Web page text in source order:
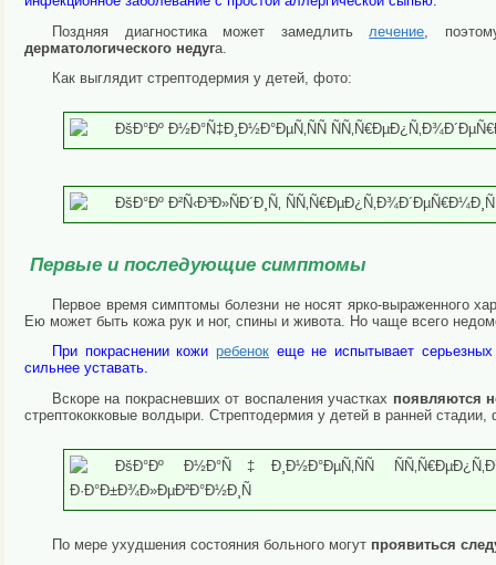
Поздняя диагностика может замедлить лечение ,
дерматологического недуга.
Как выглядит стрептодермия у детей, фото:
Первые и последующие симптомы
Первое время симптомы болезни не носят ярко-выраженного
Ею может быть кожа рук и ног, спины и живота. Но чаще всего
При покраснении кожи ребенок еще не испытывает
сильнее уставать.
Вскоре на покрасневших от воспаления участках появляются
стрептококковые волдыри. Стрептодермия у детей в ранней
По мере ухудшения состояния больного могут проявиться